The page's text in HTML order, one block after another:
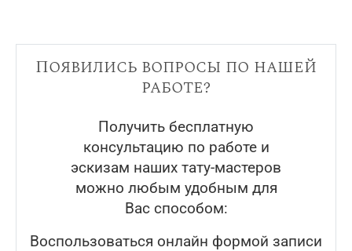
Появились вопросы по нашей
работе?
Получить бесплатную
консультацию по работе и
эскизам наших тату-мастеров
можно любым удобным для
Вас способом:
Воспользоваться онлайн формой записи